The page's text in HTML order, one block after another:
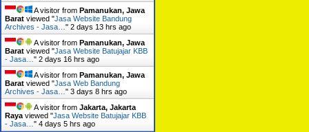
A visitor from Pamanukan, Jawa
Barat viewed "Jasa Website Bandung
Archives - Jasa…" 2 days 13 hrs ago
A visitor from Pamanukan, Jawa
Barat viewed "Jasa Website Batujajar KBB
- Jasa…" 2 days 16 hrs ago
A visitor from Pamanukan, Jawa
Barat viewed "Jasa Web Bandung
Archives - Jasa…" 3 days 8 hrs ago
A visitor from Jakarta, Jakarta
Rayaviewed "Jasa Website Batujajar KBB
- Jasa…" 4 days 5 hrs ago